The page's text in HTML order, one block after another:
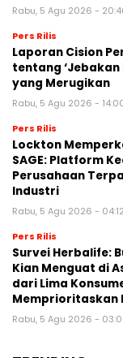
Rabu, 5 Agu 2026 -
Pers Rilis
Laporan Cision
tentang
yang Merugikan
Rabu, 5 Agu 2026 -
Pers Rilis
Lockton
SAGE: Platform
Perusahaan
Industri
Rabu, 5 Agu 2026 -
Pers Rilis
Survei Herbalife:
Kian Menguat di
dari Lima
Memprioritaskan
Rabu, 5 Agu 2026 -